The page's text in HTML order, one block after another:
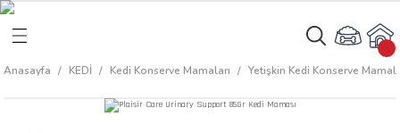
Anasayfa KEDİ Kedi Konserve Mamaları Yetişkin Kedi Konserve